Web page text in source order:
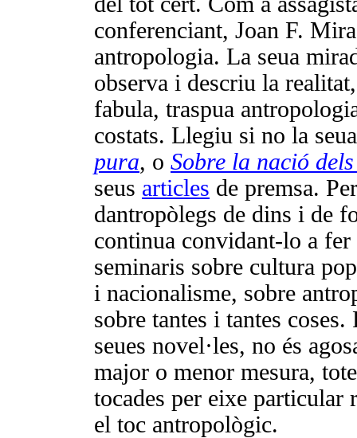
conferenciant, Joan F.
antropologia. La seua
observa i descriu la
fabula, traspua
costats. Llegiu si no la
pura, o Sobre la nació
seus articles de premsa.
dantropòlegs de dins i de
continua convidant-lo a
seminaris sobre cultura
i nacionalisme, sobre
sobre tantes i tantes coses.
seues novel·les, no és
major o menor mesura,
tocades per eixe particular
el toc antropològic.